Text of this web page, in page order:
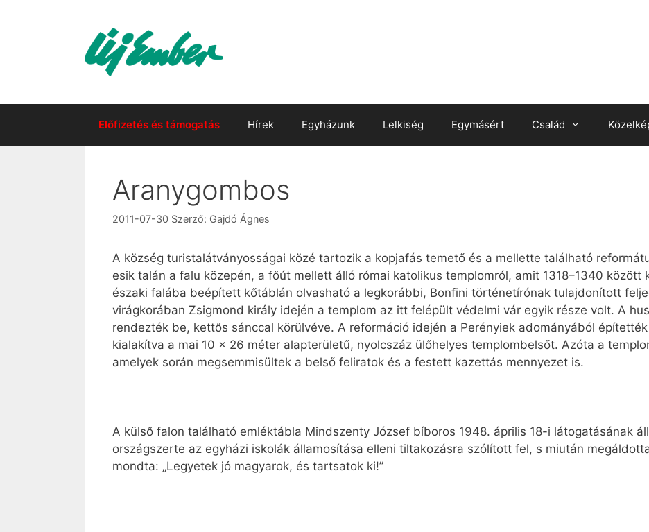
Előfizetés és támogatás Hírek Egyházunk Lelkiség Egymásért Család
Aranygombos
2011-07-30 Szerző: Gajdó Ágnes
A község turistalátványosságai közé tartozik a kopjafás temető és a mellette található
esik talán a falu közepén, a főút mellett álló római katolikus templomról, amit 1318–1340 között
északi falába beépített kőtáblán olvasható a legkorábbi, Bonfini történetírónak tulajdonított
virágkorában Zsigmond király idején a templom az itt felépült védelmi vár egyik része volt. A
rendezték be, kettős sánccal körülvéve. A reformáció idején a Perényiek adományából
kialakítva a mai 10 × 26 méter alapterületű, nyolcszáz ülőhelyes templombelsőt. Azóta a
amelyek során megsemmisültek a belső feliratok és a festett kazettás mennyezet is.
A külső falon található emléktábla Mindszenty József bíboros 1948. április 18-i látogatásának
országszerte az egyházi iskolák államosítása elleni tiltakozásra szólított fel, s miután
mondta: „Legyetek jó magyarok, és tartsatok ki!”